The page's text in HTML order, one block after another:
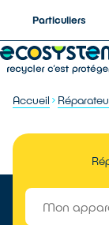
Particuliers
Accueil